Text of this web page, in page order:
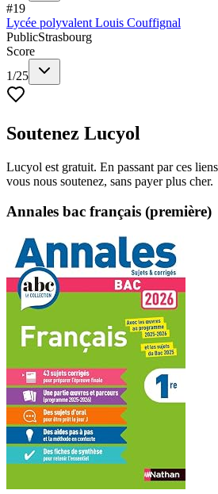
#19
Lycée polyvalent Louis Couffignal
PublicStrasbourg
Score
1/25
Soutenez Lucyol
Lucyol est gratuit. En passant par ces
vous nous soutenez, sans payer plus cher.
Annales bac français (première)